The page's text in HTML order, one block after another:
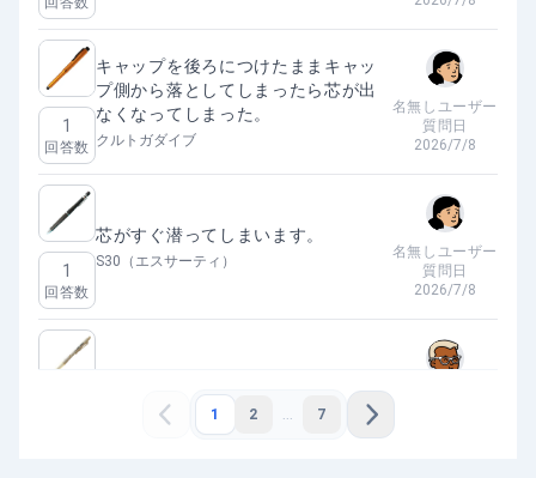
1
回答数
キャップを後ろにつけたままキャッ
プ側から落としてしまったら芯が出
なくなってしまった。
クルトガダイブ
名無しユーザー
質問日
2026/7/8
1
回答数
芯がすぐ潜ってしまいます。
S30（エスサーティ）
名無しユーザー
質問日
2026/7/8
ユニアルファゲル＜スイッチ＞
名無しユーザー
1 2 7